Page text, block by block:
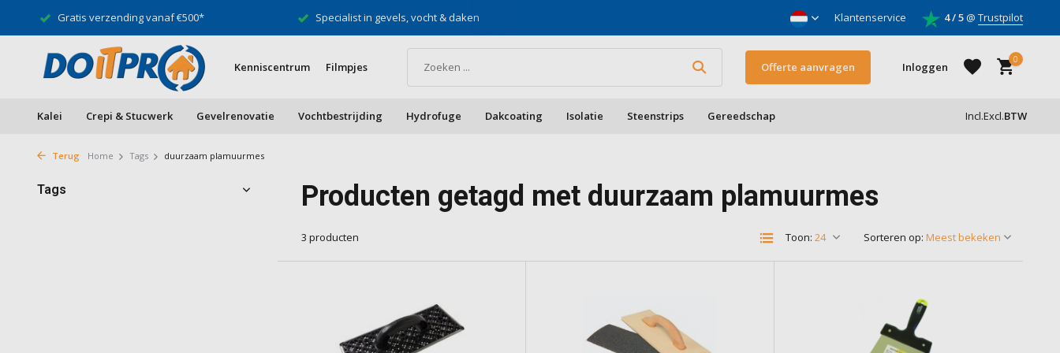
Gratis verzending vanaf €500* Specialist in gevels, vocht & daken Klantenservice 4 / 5@ Trustpilot
Kenniscentrum Filmpjes Offerte aanvragen Inloggen
0
Kalei Crepi & Stucwerk Gevelrenovatie Vochtbestrijding Hydrofuge Dakcoating Isolatie Steenstrips Gereedschap Incl.Excl.BTW
Terug Home Tags duurzaam plamuurmes
Tags Producten getagd met duurzaam plamuurmes
3 producten Toon: Sorteren op: